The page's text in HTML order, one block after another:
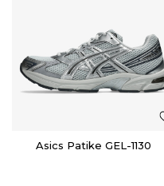
Asics Patike GEL-1130